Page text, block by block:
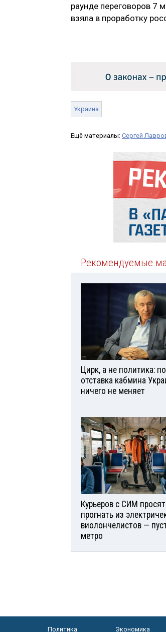
раунде переговоров 7
взяла в проработку
Украина
Ещё материалы: Сергей
Рекомендуемые
Цирк, а не политика:
отставка кабмина
ничего не меняет
Курьеров с СИМ просят
прогнать из
виолончелистов —
метро
Политика Экономика